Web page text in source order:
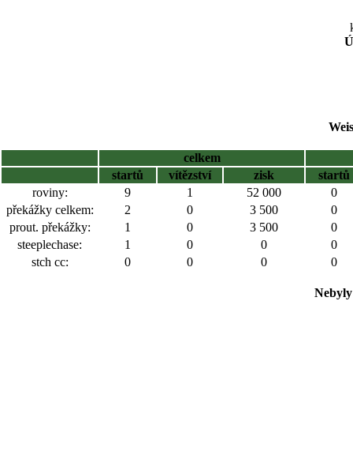
celkem
startů
vítězství zisk
startů
roviny:
9 1 52 000
0
překážky celkem:
2 0 3 500
0
prout. překážky:
1 0 3 500
0
steeplechase:
1 0 0
0
stch cc:
0 0 0 0